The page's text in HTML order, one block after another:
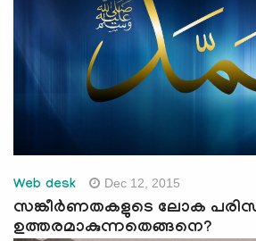
Web desk Dec 12, 2015
സങ്കീര്‍ണതകളുടെ ലോക
ഉത്തരമാകുന്നതെങ്ങനെ?